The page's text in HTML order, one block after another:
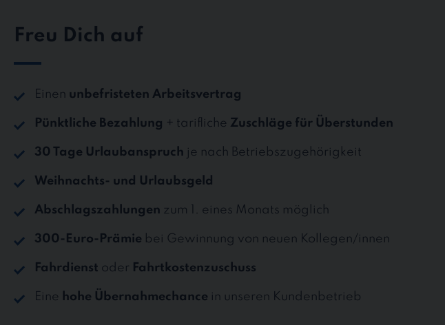
Freu Dich auf
Einen unbefristeten Arbeitsvertrag
Pünktliche Bezahlung + tarifliche Zuschläge für Überstunden
30 Tage Urlaubanspruch je nach Betriebszugehörigkeit
Weihnachts- und Urlaubsgeld
Abschlagszahlungen zum 1. eines Monats möglich
300-Euro-Prämie bei Gewinnung von neuen Kollegen/innen
Fahrdienst oder Fahrtkostenzuschuss
Eine hohe Übernahmechance in unseren Kundenbetrieb